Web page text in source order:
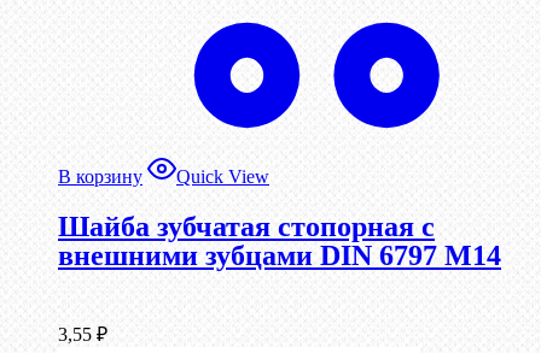
В корзину Quick View
Шайба зубчатая стопорная с
внешними зубцами DIN 6797 М14
3,55 ₽